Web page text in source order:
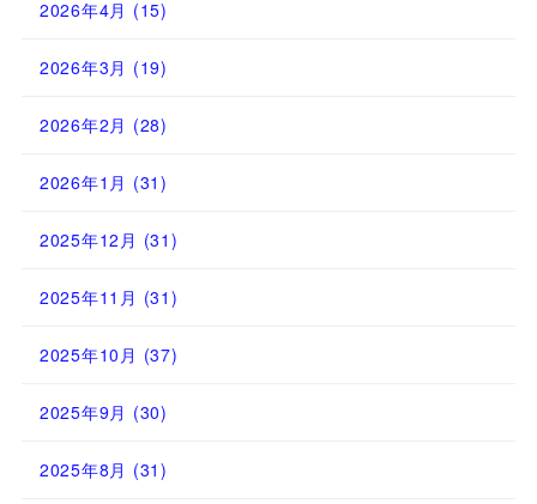
2026年4月 (15)
2026年3月 (19)
2026年2月 (28)
2026年1月 (31)
2025年12月 (31)
2025年11月 (31)
2025年10月 (37)
2025年9月 (30)
2025年8月 (31)